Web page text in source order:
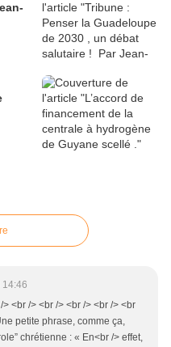
<br /> <br /> <br /> <br /> <br
petite phrase, comme ça,
chrétienne : « En<br /> effet,